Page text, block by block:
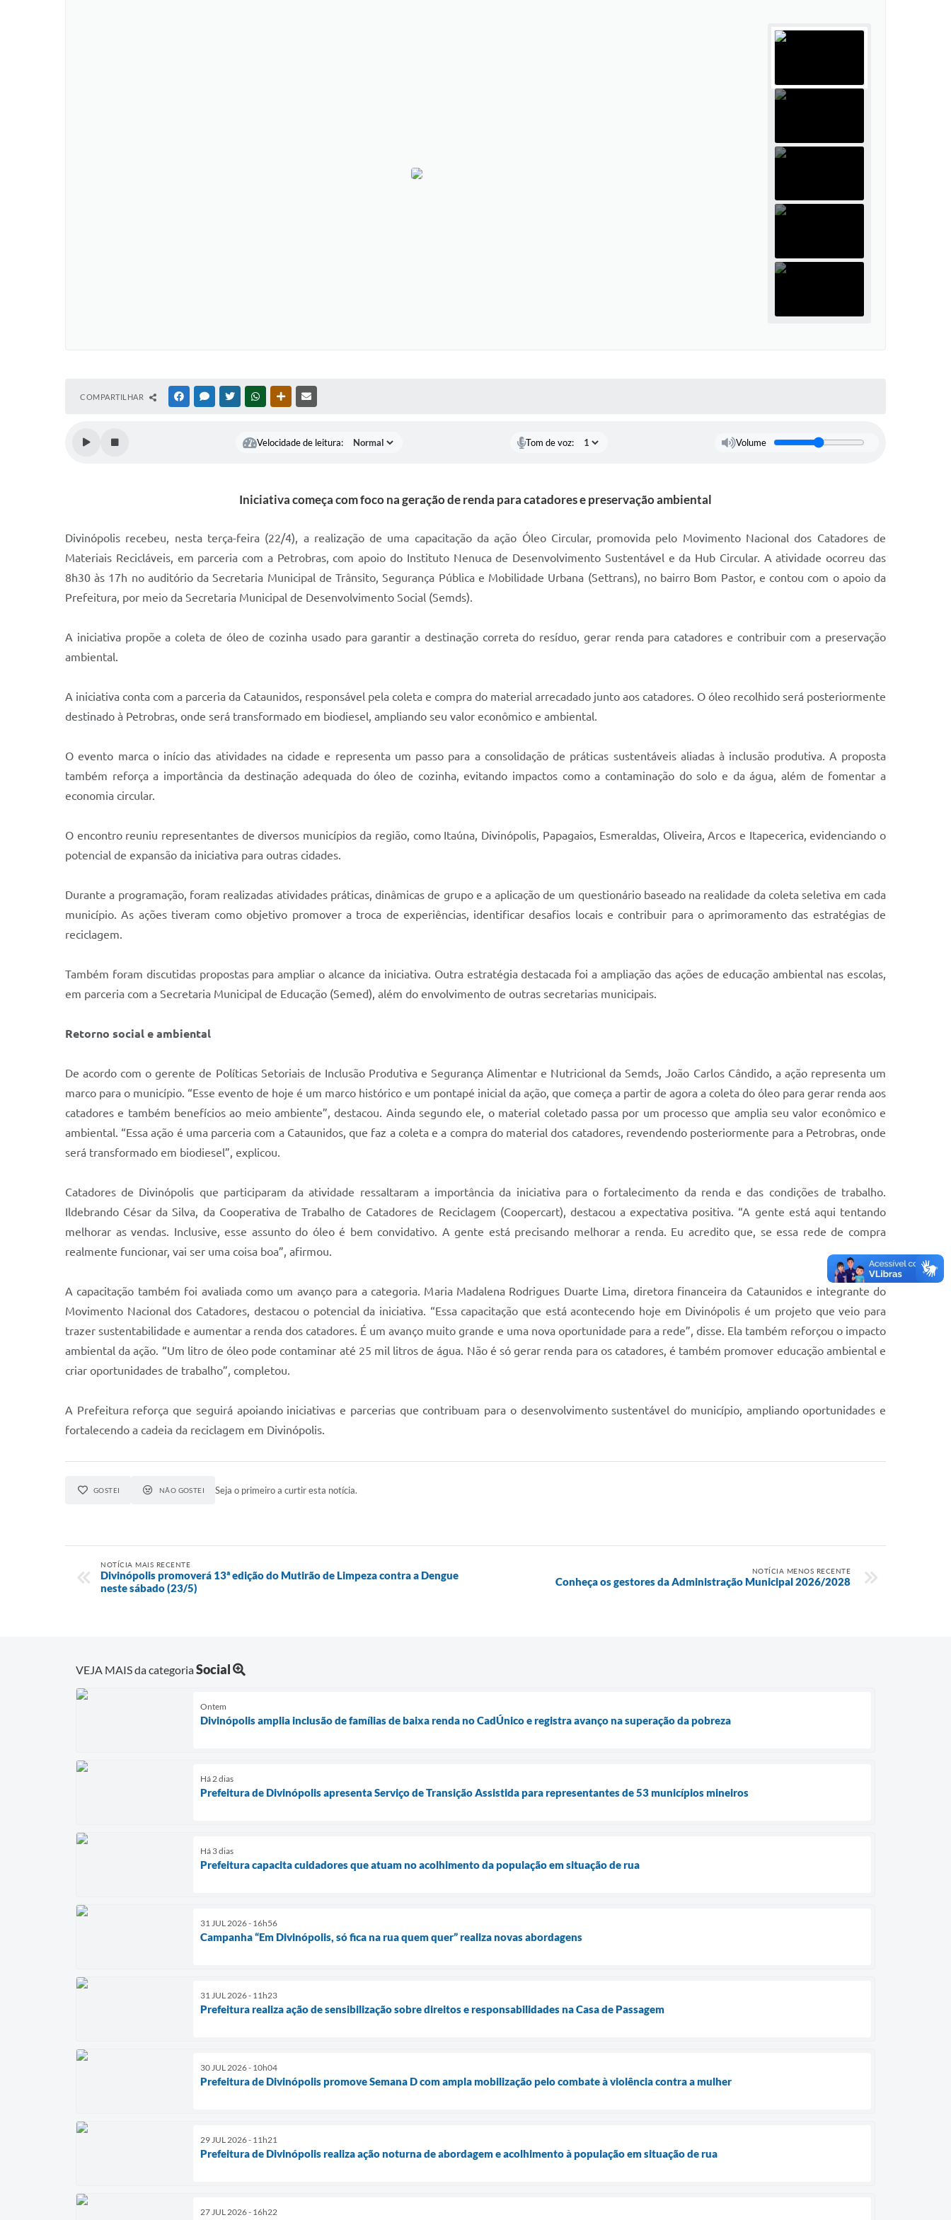
COMPARTILHAR FACEBOOKMESSENGER
TWITTERWHATSAPPOUTRAS MÍDIAS
Velocidade de leitura: Tom de voz: Volume
Iniciativa começa com foco na geração de renda para catadores e preservação ambiental
Divinópolis recebeu, nesta terça-feira (22/4), a realização de uma capacitação da ação Óleo Circular, promovida pelo Movimento Nacional dos Catadores de
Materiais Recicláveis, em parceria com a Petrobras, com apoio do Instituto Nenuca de Desenvolvimento Sustentável e da Hub Circular. A atividade ocorreu das
8h30 às 17h no auditório da Secretaria Municipal de Trânsito, Segurança Pública e Mobilidade Urbana (Settrans), no bairro Bom Pastor, e contou com o apoio da
Prefeitura, por meio da Secretaria Municipal de Desenvolvimento Social (Semds).
A iniciativa propõe a coleta de óleo de cozinha usado para garantir a destinação correta do resíduo, gerar renda para catadores e contribuir com a preservação
ambiental.
A iniciativa conta com a parceria da Cataunidos, responsável pela coleta e compra do material arrecadado junto aos catadores. O óleo recolhido será posteriormente
destinado à Petrobras, onde será transformado em biodiesel, ampliando seu valor econômico e ambiental.
O evento marca o início das atividades na cidade e representa um passo para a consolidação de práticas sustentáveis aliadas à inclusão produtiva. A proposta
também reforça a importância da destinação adequada do óleo de cozinha, evitando impactos como a contaminação do solo e da água, além de fomentar a
economia circular.
O encontro reuniu representantes de diversos municípios da região, como Itaúna, Divinópolis, Papagaios, Esmeraldas, Oliveira, Arcos e Itapecerica, evidenciando o
potencial de expansão da iniciativa para outras cidades.
Durante a programação, foram realizadas atividades práticas, dinâmicas de grupo e a aplicação de um questionário baseado na realidade da coleta seletiva em cada
município. As ações tiveram como objetivo promover a troca de experiências, identificar desafios locais e contribuir para o aprimoramento das estratégias de
reciclagem.
Também foram discutidas propostas para ampliar o alcance da iniciativa. Outra estratégia destacada foi a ampliação das ações de educação ambiental nas escolas,
em parceria com a Secretaria Municipal de Educação (Semed), além do envolvimento de outras secretarias municipais.
Retorno social e ambiental
De acordo com o gerente de Políticas Setoriais de Inclusão Produtiva e Segurança Alimentar e Nutricional da Semds, João Carlos Cândido, a ação representa um
marco para o município. “Esse evento de hoje é um marco histórico e um pontapé inicial da ação, que começa a partir de agora a coleta do óleo para gerar renda aos
catadores e também benefícios ao meio ambiente”, destacou. Ainda segundo ele, o material coletado passa por um processo que amplia seu valor econômico e
ambiental. “Essa ação é uma parceria com a Cataunidos, que faz a coleta e a compra do material dos catadores, revendendo posteriormente para a Petrobras, onde
será transformado em biodiesel”, explicou.
Catadores de Divinópolis que participaram da atividade ressaltaram a importância da iniciativa para o fortalecimento da renda e das condições de trabalho.
Ildebrando César da Silva, da Cooperativa de Trabalho de Catadores de Reciclagem (Coopercart), destacou a expectativa positiva. “A gente está aqui tentando
melhorar as vendas. Inclusive, esse assunto do óleo é bem convidativo. A gente está precisando melhorar a renda. Eu acredito que, se essa rede de compra
realmente funcionar, vai ser uma coisa boa”, afirmou.
A capacitação também foi avaliada como um avanço para a categoria. Maria Madalena Rodrigues Duarte Lima, diretora financeira da Cataunidos e integrante do
Movimento Nacional dos Catadores, destacou o potencial da iniciativa. “Essa capacitação que está acontecendo hoje em Divinópolis é um projeto que veio para
trazer sustentabilidade e aumentar a renda dos catadores. É um avanço muito grande e uma nova oportunidade para a rede”, disse. Ela também reforçou o impacto
ambiental da ação. “Um litro de óleo pode contaminar até 25 mil litros de água. Não é só gerar renda para os catadores, é também promover educação ambiental e
criar oportunidades de trabalho”, completou.
A Prefeitura reforça que seguirá apoiando iniciativas e parcerias que contribuam para o desenvolvimento sustentável do município, ampliando oportunidades e
fortalecendo a cadeia da reciclagem em Divinópolis.
GOSTEI NÃO GOSTEI Seja o primeiro a curtir esta notícia.
NOTÍCIA MAIS RECENTE
Divinópolis promoverá 13ª edição do Mutirão de Limpeza contra a Dengue
neste sábado (23/5)
NOTÍCIA MENOS RECENTE
Conheça os gestores da Administração Municipal 2026/2028
VEJA MAIS da categoriaSocial
Ontem
Divinópolis amplia inclusão de famílias de baixa renda no CadÚnico e registra avanço na superação da pobreza
Há 2 dias
Prefeitura de Divinópolis apresenta Serviço de Transição Assistida para representantes de 53 municípios mineiros
Há 3 dias
Prefeitura capacita cuidadores que atuam no acolhimento da população em situação de rua
31 JUL 2026 - 16h56
Campanha “Em Divinópolis, só fica na rua quem quer” realiza novas abordagens
31 JUL 2026 - 11h23
Prefeitura realiza ação de sensibilização sobre direitos e responsabilidades na Casa de Passagem
30 JUL 2026 - 10h04
Prefeitura de Divinópolis promove Semana D com ampla mobilização pelo combate à violência contra a mulher
29 JUL 2026 - 11h21
Prefeitura de Divinópolis realiza ação noturna de abordagem e acolhimento à população em situação de rua
27 JUL 2026 - 16h22